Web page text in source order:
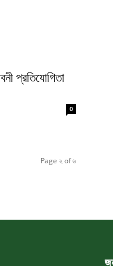
প্রতিযোগিতা
0
Page ২ of ৬